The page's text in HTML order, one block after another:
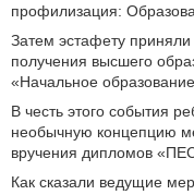
профилизация:
Затем эстафету
получения высшего
«Начальное
В честь этого события
необычную концепцию
вручения дипломов
Как сказали ведущие